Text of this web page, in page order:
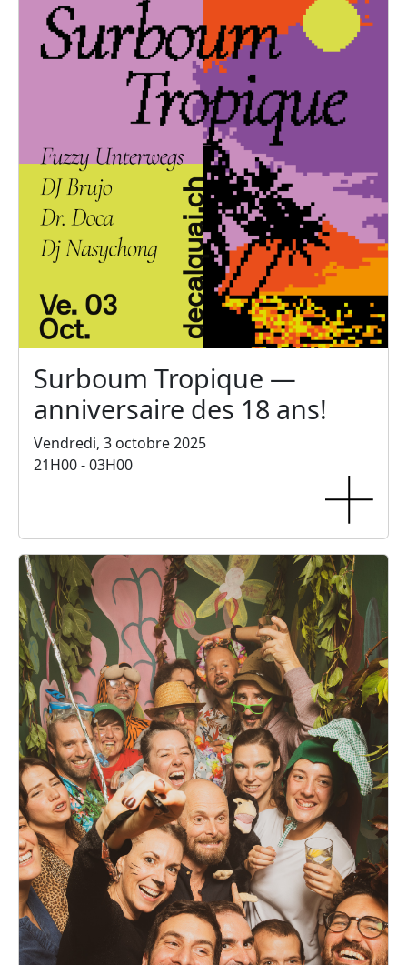
Surboum Tropique —
anniversaire des 18 ans!
Vendredi, 3 octobre 2025
21H00 - 03H00